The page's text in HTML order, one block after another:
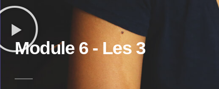
Module 6 - Les 3